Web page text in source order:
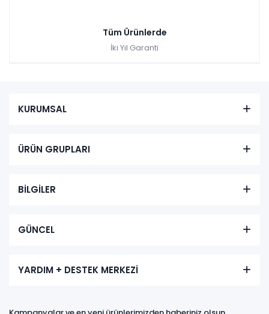
Tüm Ürünlerde
İki Yıl Garanti
KURUMSAL
ÜRÜN GRUPLARI
BİLGİLER
GÜNCEL
YARDIM + DESTEK MERKEZİ